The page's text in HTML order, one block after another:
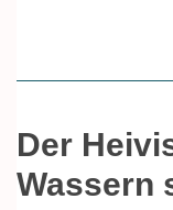
Der
Wassern